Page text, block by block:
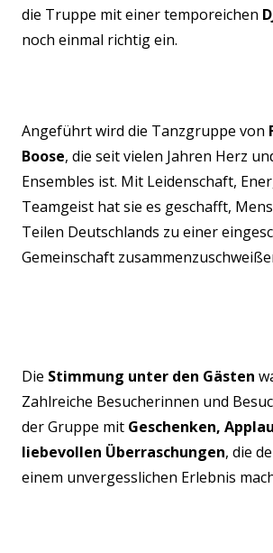
die Truppe mit einer temporeichen
noch einmal richtig ein.
Angeführt wird die Tanzgruppe von
Boose, die seit vielen Jahren Herz
Ensembles ist. Mit Leidenschaft,
Teamgeist hat sie es geschafft,
Teilen Deutschlands zu einer
Gemeinschaft
Die Stimmung unter den Gästen
Zahlreiche Besucherinnen und
der Gruppe mit Geschenken,
liebevollen Überraschungen, die
einem unvergesslichen Erlebnis